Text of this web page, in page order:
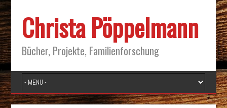
Christa Pöppelmann
Bücher, Projekte, Familienforschung